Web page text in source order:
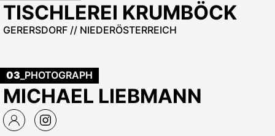
TISCHLEREI KRUMBÖCK
GERERSDORF // NIEDERÖSTERREICH
03 _PHOTOGRAPH
MICHAEL LIEBMANN